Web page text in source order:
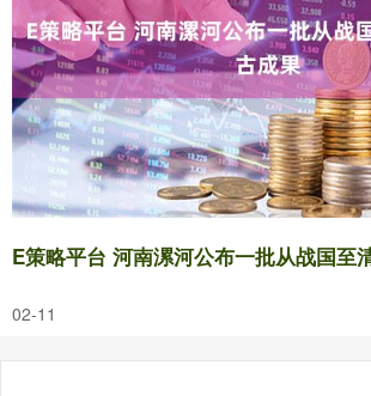
E策略平台 河南漯河公布一批从战国至
02-11